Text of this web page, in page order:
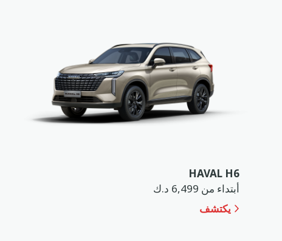
HAVAL H6
أبتداء من 6,499 د.ك
يكتشف